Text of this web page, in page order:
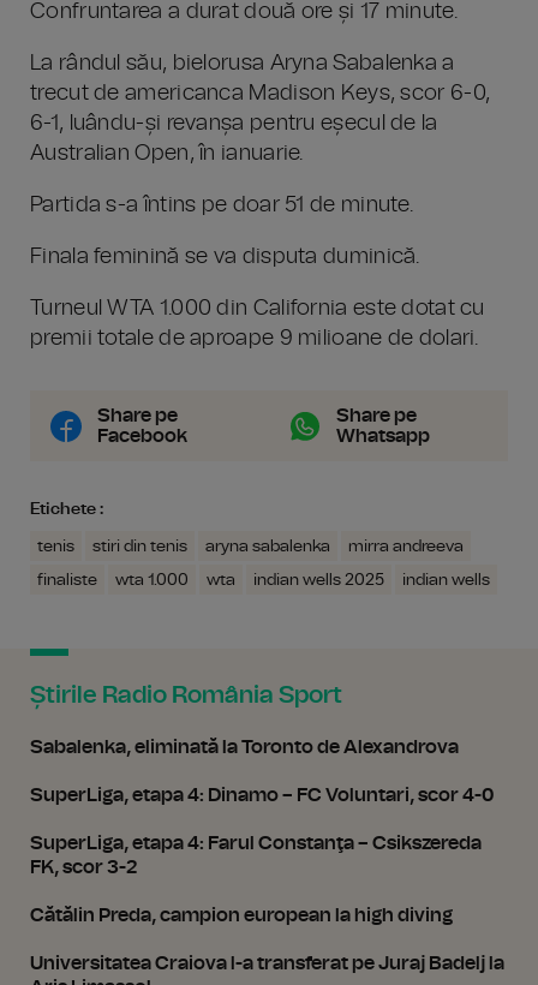
Confruntarea a durat două ore și 17 minute.
La rândul său, bielorusa Aryna Sabalenka a
trecut de americanca Madison Keys, scor 6-0,
6-1, luându-și revanșa pentru eșecul de la
Australian Open, în ianuarie.
Partida s-a întins pe doar 51 de minute.
Finala feminină se va disputa duminică.
Turneul WTA 1.000 din California este dotat cu
premii totale de aproape 9 milioane de dolari.
Share pe
Facebook
Share pe
Whatsapp
Etichete :
tenis stiri din tenis aryna sabalenka
mirra andreeva
finaliste
wta 1.000 wta indian wells 2025 indian wells
Știrile Radio România Sport
Sabalenka, eliminată la Toronto de Alexandrova
SuperLiga, etapa 4: Dinamo – FC Voluntari, scor 4-0
SuperLiga, etapa 4: Farul Constanţa – Csikszereda
FK, scor 3-2
Cătălin Preda, campion european la high diving
Universitatea Craiova l-a transferat pe Juraj Badelj la